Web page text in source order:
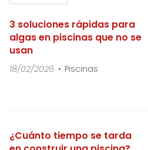
3 soluciones rápidas para
algas en piscinas que no se
usan
18/02/2026 Piscinas
¿Cuánto tiempo se tarda